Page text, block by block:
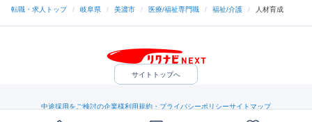
転職・求人トップ / 岐阜県 / 美濃市 / 医療/福祉専門職 / 福祉/介護 / 人材育成
サイトトップへ
中途採用をご検討の企業様利用規約・プライバシーポリシーサイトマップ